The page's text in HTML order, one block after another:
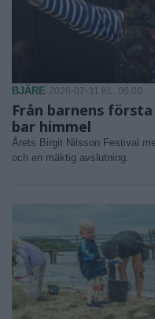
BJÄRE 2026-07-31 KL. 06:00
Från barnens
bar himmel
Årets Birgit Nilsson Festival
och en mäktig avslutning.